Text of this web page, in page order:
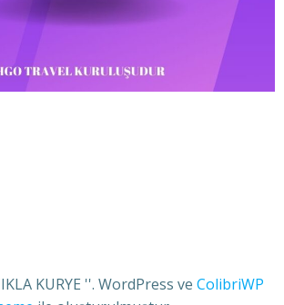
KURYE ''. WordPress ve ColibriWP